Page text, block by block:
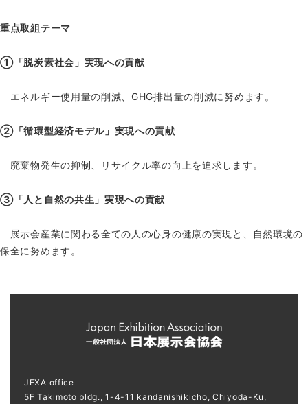
重点取組テーマ
①「脱炭素社会」実現への貢献
エネルギー使用量の削減、GHG排出量の削減に努めます。
②「循環型経済モデル」実現への貢献
廃棄物発生の抑制、リサイクル率の向上を追求します。
③「人と自然の共生」実現への貢献
展示会産業に関わる全ての人の心身の健康の実現と、自然環境の
保全に努めます。
JEXA office
5F Takimoto bldg., 1-4-11 kandanishikicho, Chiyoda-Ku,